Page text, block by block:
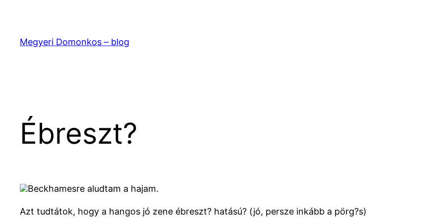
tartalomhoz
Megyeri Domonkos – blog
Ébreszt?
Beckhamesre aludtam a hajam.
Azt tudtátok, hogy a hangos jó zene ébreszt? hatású? (jó, persze inkább a pörg?s)